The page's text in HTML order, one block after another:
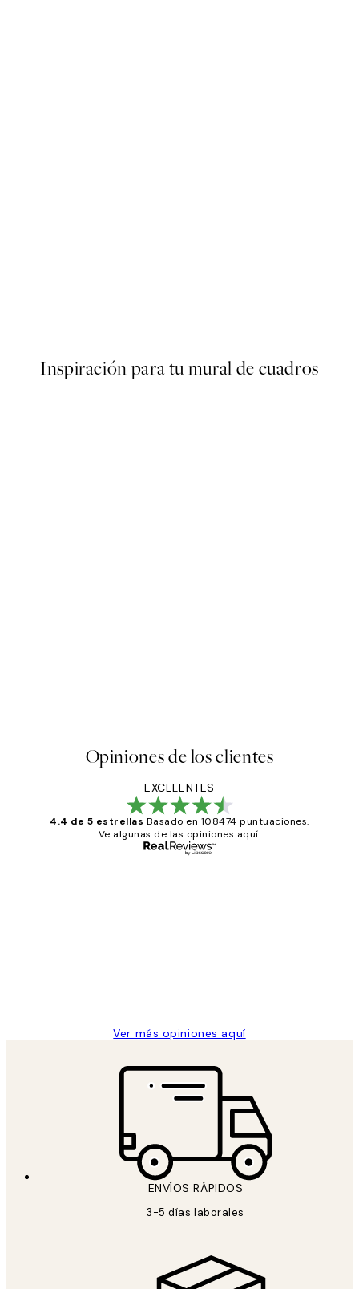
Inspiración para tu mural de cuadros
Opiniones de los clientes
EXCELENTES
4.4 de 5 estrellas Basado en 108474 puntuaciones.
Ve algunas de las opiniones aquí.
Ver más opiniones aquí
ENVÍOS RÁPIDOS
3-5 días laborales